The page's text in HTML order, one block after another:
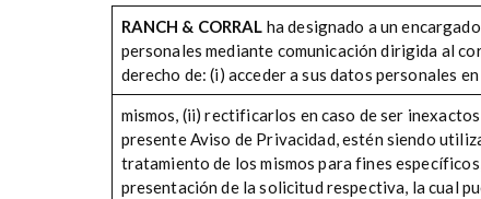
RANCH & CORRAL ha designado a un
personales mediante comunicación dirigida al
derecho de: (i) acceder a sus datos personales
mismos, (ii) rectificarlos en caso de ser
presente Aviso de Privacidad, estén siendo
tratamiento de los mismos para fines
presentación de la solicitud respectiva, la cual